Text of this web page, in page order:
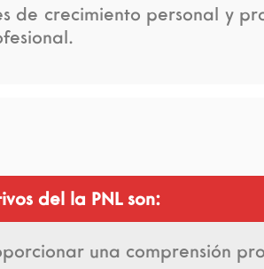
de crecimiento personal y
del la PNL son:
una comprensión